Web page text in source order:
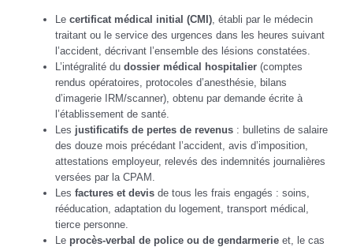
Le certificat médical initial (CMI) , établi par le médecin
traitant ou le service des urgences dans les heures suivant
l’accident, décrivant l’ensemble des lésions constatées.
L’intégralité du dossier médical hospitalier (comptes
rendus opératoires, protocoles d’anesthésie, bilans
d’imagerie IRM/scanner), obtenu par demande écrite à
l’établissement de santé.
Les justificatifs de pertes de revenus : bulletins de salaire
des douze mois précédant l’accident, avis d’imposition,
attestations employeur, relevés des indemnités journalières
versées par la CPAM.
Les factures et devis de tous les frais engagés : soins,
rééducation, adaptation du logement, transport médical,
tierce personne.
Le procès-verbal de police ou de gendarmerie et, le cas